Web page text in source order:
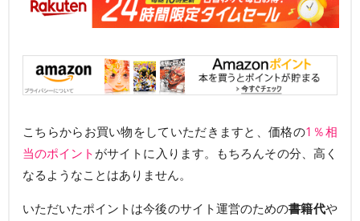
こちらからお買い物をしていただきますと、価格の1％相
当のポイント がサイトに入ります。もちろんその分、高く
なるようなことはありません。
いただいたポイントは今後のサイト運営のための書籍代や